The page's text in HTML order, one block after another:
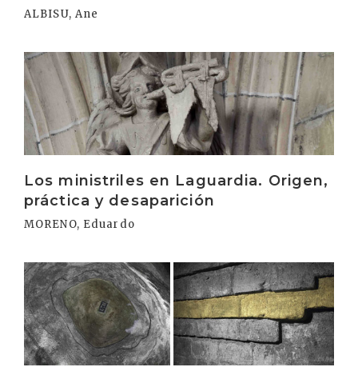
ALBISU, Ane
Los ministriles en Laguardia. Origen,
práctica y desaparición
MORENO, Eduardo
Irakurri
Irakurri